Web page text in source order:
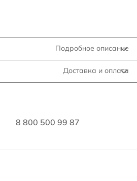
Подробное описание
Доставка и оплата
8 800 500 99 87